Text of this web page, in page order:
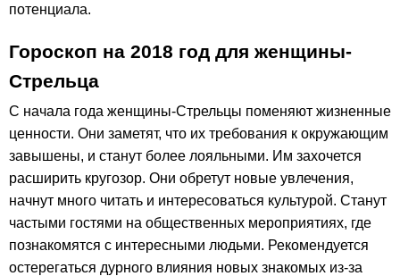
потенциала.
Гороскоп на 2018 год для женщины-
Стрельца
С начала года женщины-Стрельцы поменяют жизненные
ценности. Они заметят, что их требования к окружающим
завышены, и станут более лояльными. Им захочется
расширить кругозор. Они обретут новые увлечения,
начнут много читать и интересоваться культурой. Станут
частыми гостями на общественных мероприятиях, где
познакомятся с интересными людьми. Рекомендуется
остерегаться дурного влияния новых знакомых из-за